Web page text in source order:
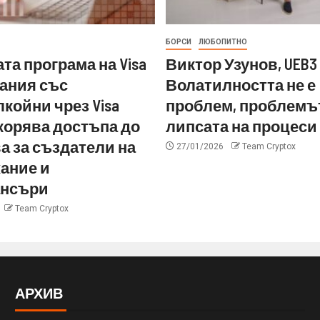
програма на Visa
със
чрез Visa
достъпа до
за създатели на
и
Team Cryptox
БОРСИ ЛЮБОПИТНО
Виктор Узунов, UEB3
Волатилността не е
проблем,
липсата на процеси
27/01/2026 Team Cryptox
АРХИВ